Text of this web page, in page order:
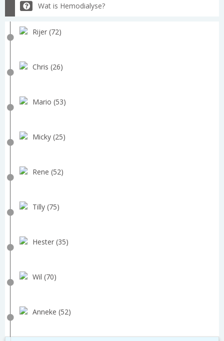
Wat is Hemodialyse?
Rijer (72)
Chris (26)
Mario (53)
Micky (25)
Rene (52)
Tilly (75)
Hester (35)
Wil (70)
Anneke (52)